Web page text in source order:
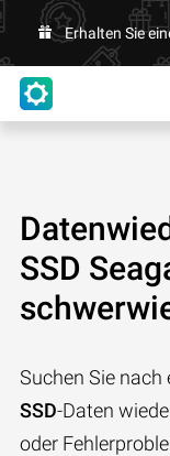
Erhalten Sie
SSD
Suchen Sie nach
SSD-Daten
oder